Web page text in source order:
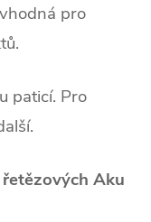
vhodná pro
paticí. Pro
Aku